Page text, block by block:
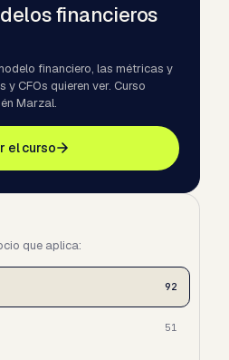
financieros
financiero, las métricas y
CFOs quieren ver. Curso
Marzal.
el curso
que aplica:
92
51